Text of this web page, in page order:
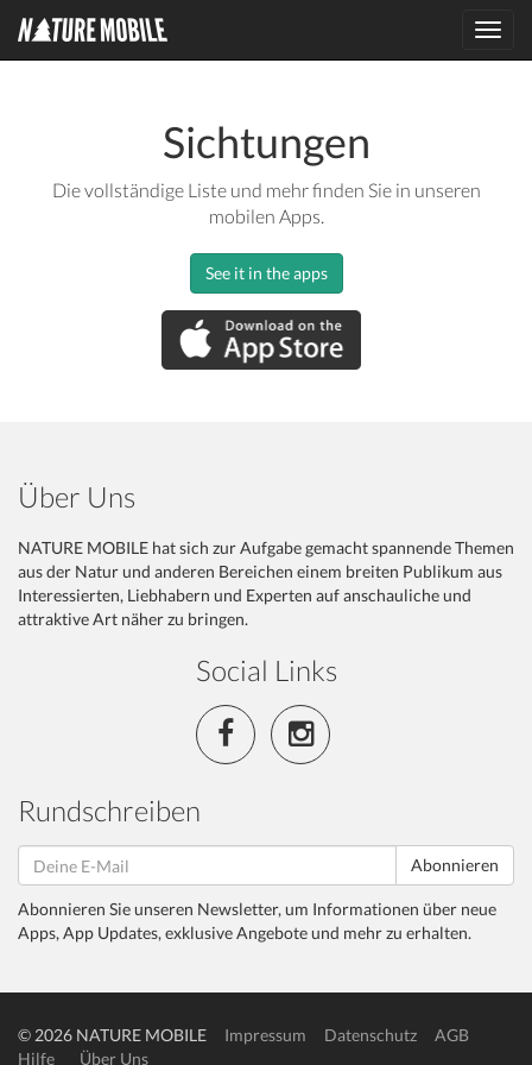
Sichtungen
Die vollständige Liste und mehr finden Sie in unseren
mobilen Apps.
See it in the apps
Über Uns
NATURE MOBILE hat sich zur Aufgabe gemacht spannende Themen
aus der Natur und anderen Bereichen einem breiten Publikum aus
Interessierten, Liebhabern und Experten auf anschauliche und
attraktive Art näher zu bringen.
Social Links
Rundschreiben
Abonnieren
Abonnieren Sie unseren Newsletter, um Informationen über neue
Apps, App Updates, exklusive Angebote und mehr zu erhalten.
© 2026 NATURE MOBILE Impressum Datenschutz
AGB
Hilfe
Über Uns